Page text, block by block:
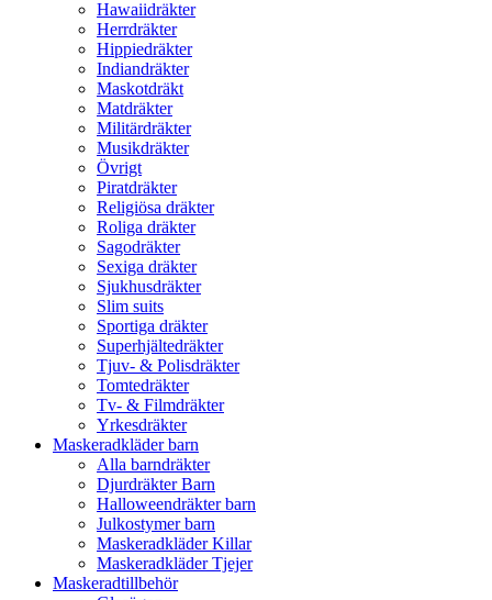
Hawaiidräkter
Herrdräkter
Hippiedräkter
Indiandräkter
Maskotdräkt
Matdräkter
Militärdräkter
Musikdräkter
Övrigt
Piratdräkter
Religiösa dräkter
Roliga dräkter
Sagodräkter
Sexiga dräkter
Sjukhusdräkter
Slim suits
Sportiga dräkter
Superhjältedräkter
Tjuv- & Polisdräkter
Tomtedräkter
Tv- & Filmdräkter
Yrkesdräkter
Maskeradkläder barn
Alla barndräkter
Djurdräkter Barn
Halloweendräkter barn
Julkostymer barn
Maskeradkläder Killar
Maskeradkläder Tjejer
Maskeradtillbehör